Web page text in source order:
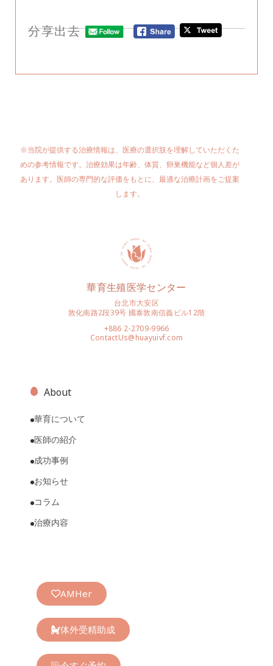
分享出去
※当院が提供する治療情報は、医療の選択肢を理解していただくた
めの参考情報です。治療効果は年齢、体質、卵巣機能など個人差が
あります。医師の専門的な評価をもとに、最適な治療計画をご提案
します。
華育生殖医学センター
台北市大安区
敦化南路2段39号 國泰敦南信義ビル12階
+886 2-2709-9966
ContactUs@huayuivf.com
About
華育について
医師の紹介
成功事例
お知らせ
コラム
治療内容
AMHer
体外受精助成